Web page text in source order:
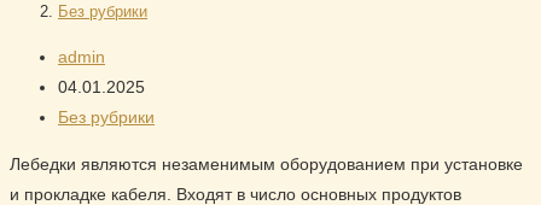
Без рубрики
Автор
записи:
admin
Запись
опубликована:
04.01.2025
Рубрика
Без рубрики
Лебедки являются незаменимым оборудованием при установке
и прокладке кабеля. Входят в число основных продуктов